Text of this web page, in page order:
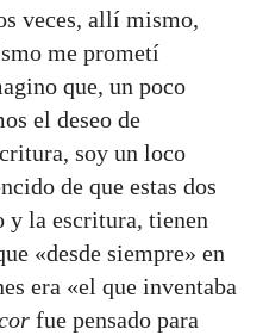
veces, allí mismo,
me prometí
que, un poco
el deseo de
soy un loco
de que estas dos
y la escritura, tienen
«desde siempre» en
era «el que inventaba
fue pensado para